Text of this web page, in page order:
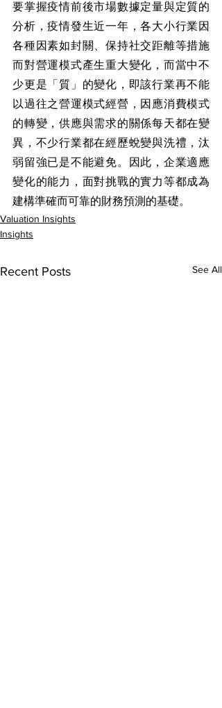
要掌握疫情前後市場數據定量與定質的
分析，疫情發生近一年，各大小行業因
各種因素如封關、保持社交距離等措施
而對營運模式產生重大變化，而當中不
少更是「質」的變化，即該行業再不能
以過往之營運模式經營，因應消費模式
的轉變，供應與需求的關係每天都在變
異，不少行業都在經歷蛻變與洗禮，汰
弱留強已是不能避免。因此，企業適應
變化的能力，面對挑戰的實力等都成為
建構準確而可靠的財務預測的基礎。
Valuation Insights
Insights
Recent Posts See All